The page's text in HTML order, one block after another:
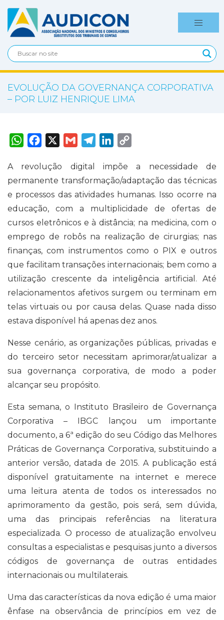
EVOLUÇÃO DA GOVERNANÇA CORPORATIVA
– POR LUIZ HENRIQUE LIMA
W
h
s
A
p
p
F
a
b
o
o
k
X
G
m
l
T
e
r
a
m
L
e
d
I
n
i
n
k
A revolução digital impõe a necessidade de
permanente transformação/adaptação das técnicas
e processos das atividades humanas. Isso ocorre na
educação, com a multiplicidade de ofertas de
cursos eletrônicos e à distância; na medicina, com o
emprego de robôs na realização de cirurgias; nas
finanças, com instrumentos como o PIX e outros
que facilitam transações internacionais; bem como a
utilização crescente da inteligência artificial. Até
relacionamentos afetivos surgem ou terminam em
telas virtuais ou por causa delas. Quase nada disso
estava disponível há apenas dez anos.
Nesse cenário, as organizações públicas, privadas e
do terceiro setor necessitam aprimorar/atualizar a
sua governança corporativa, de modo a poder
alcançar seu propósito.
Esta semana, o Instituto Brasileiro de Governança
Corporativa – IBGC lançou um importante
documento, a 6ª edição do seu Código das Melhores
Práticas de Governança Corporativa, substituindo a
anterior versão, datada de 2015. A publicação está
disponível gratuitamente na internet e merece
uma leitura atenta de todos os interessados no
aprimoramento da gestão, pois será, sem dúvida,
uma das principais referências na literatura
especializada. O processo de atualização envolveu
consultas a especialistas e pesquisas junto a diversos
códigos de governança de outras entidades
internacionais ou multilaterais.
Uma das características da nova edição é uma maior
ênfase na observância de princípios em vez de